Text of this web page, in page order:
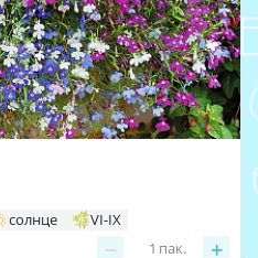
солнце VI-IX
− +
1 пак.